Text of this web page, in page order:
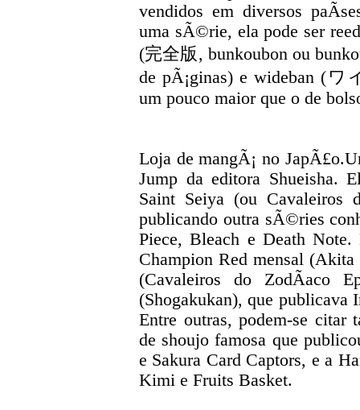
vendidos em diversos
uma sÃ©rie, ela pode ser
(完全版, bunkoubon ou
de pÃ¡ginas) e wideban (ワ
um pouco maior que o de
Loja de mangÃ¡ no
Jump da editora Shueisha.
Saint Seiya (ou Cavaleiros
publicando outra sÃ©ries
Piece, Bleach e Death
Champion Red mensal
(Cavaleiros do ZodÃ­aco
(Shogakukan), que publicava
Entre outras, podem-se citar
de shoujo famosa que
e Sakura Card Captors, e a
Kimi e Fruits Basket.